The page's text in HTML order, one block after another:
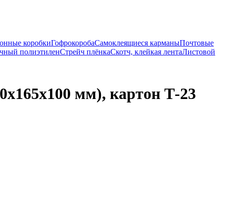
коробкиГофрокоробаСамоклеящиеся карманыПочтовые
полиэтиленСтрейч плёнкаСкотч, клейкая лентаЛистовой
мм), картон Т-23